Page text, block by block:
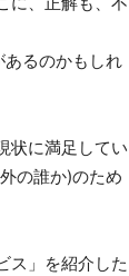
るのかもしれ
状に満足してい
の誰か)のため
ス」を紹介した